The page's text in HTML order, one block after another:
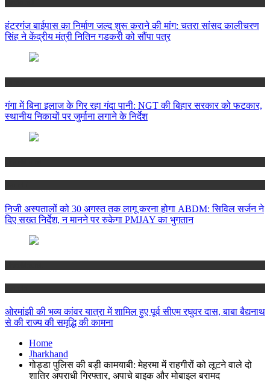
हंटरगंज बाईपास का निर्माण जल्द शुरू कराने की मांग: चतरा सांसद कालीचरण
सिंह ने केंद्रीय मंत्री नितिन गडकरी को सौंपा पत्र
गंगा में बिना इलाज के गिर रहा गंदा पानी: NGT की बिहार सरकार को फटकार,
स्थानीय निकायों पर जुर्माना लगाने के निर्देश
निजी अस्पतालों को 30 अगस्त तक लागू करना होगा ABDM: सिविल सर्जन ने
दिए सख्त निर्देश, न मानने पर रुकेगा PMJAY का भुगतान
ओरमांझी की भव्य कांवर यात्रा में शामिल हुए पूर्व सीएम रघुवर दास, बाबा बैद्यनाथ
से की राज्य की समृद्धि की कामना
Home
Jharkhand
गोड्डा पुलिस की बड़ी कामयाबी: मेहरमा में राहगीरों को लूटने वाले दो
शातिर अपराधी गिरफ्तार, अपाचे बाइक और मोबाइल बरामद